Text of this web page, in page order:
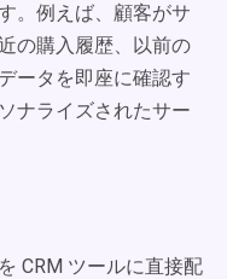
。例えば、顧客がサ
の購入履歴、以前の
ータを即座に確認す
ナライズされたサー
CRM ツールに直接配